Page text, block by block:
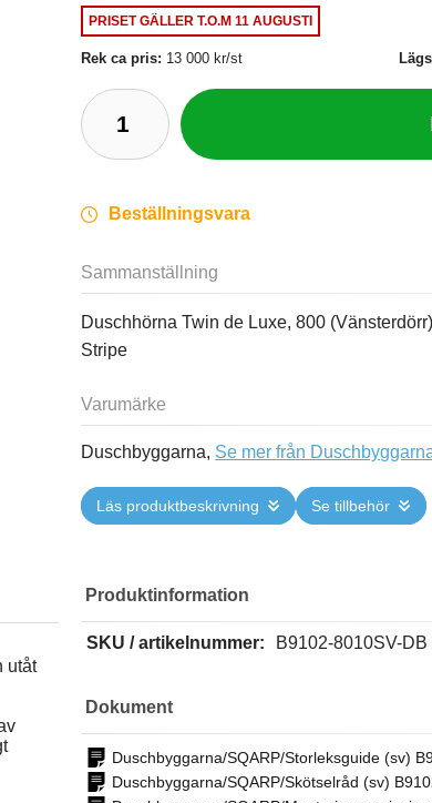
PRISET GÄLLERT.O.M 11 AUGUSTI
Rek ca pris: 13 000 kr/st
Beställningsvara
Sammanställning
Duschhörna Twin de Luxe, 800
Stripe
Varumärke
Duschbyggarna, Se mer från
Läs produktbeskrivning Se tillbehör
utåt
Produktinformation
SKU / artikelnummer: B9102-8010SV-DB
Dokument
Duschbyggarna/SQARP/Storleksguide (sv)
Duschbyggarna/SQARP/Skötselråd (sv)